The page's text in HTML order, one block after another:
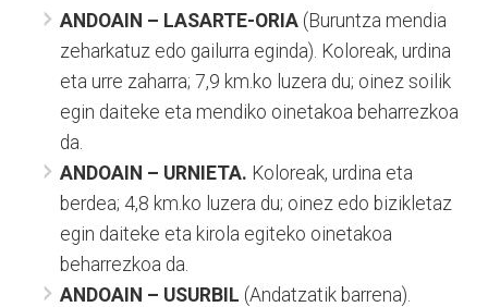
ANDOAIN – LASARTE-ORIA (Buruntza mendia
zeharkatuz edo gailurra eginda). Koloreak, urdina
eta urre zaharra; 7,9 km.ko luzera du; oinez soilik
egin daiteke eta mendiko oinetakoa beharrezkoa
da.
ANDOAIN – URNIETA. Koloreak, urdina eta
berdea; 4,8 km.ko luzera du; oinez edo bizikletaz
egin daiteke eta kirola egiteko oinetakoa
beharrezkoa da.
ANDOAIN – USURBIL (Andatzatik barrena).